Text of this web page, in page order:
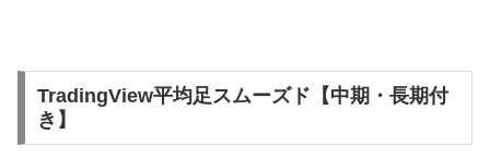
TradingView平均足スムーズド【中期・長期付
き】